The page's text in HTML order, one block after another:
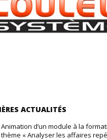
ACTUALITÉS
Animation d’un module à la
thème « Analyser les affaires